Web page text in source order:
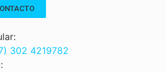
302 4219782